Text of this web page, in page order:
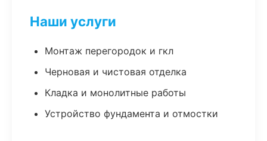
Наши услуги
Монтаж перегородок и гкл
Черновая и чистовая отделка
Кладка и монолитные работы
Устройство фундамента и отмостки